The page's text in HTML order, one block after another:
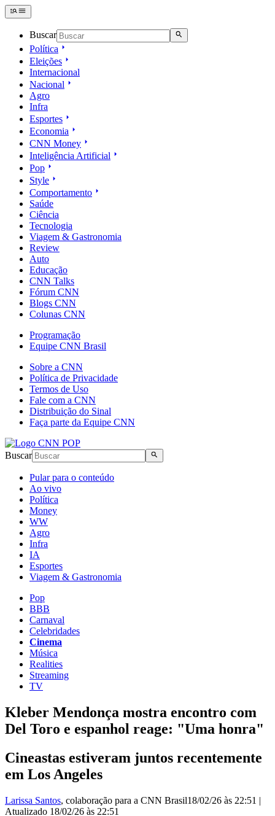
Buscar
Política
Eleições
Internacional
Nacional
Agro
Infra
Esportes
Economia
CNN Money
Inteligência Artificial
Pop
Style
Comportamento
Saúde
Ciência
Tecnologia
Viagem & Gastronomia
Review
Auto
Educação
CNN Talks
Fórum CNN
Blogs CNN
Colunas CNN
Programação
Equipe CNN Brasil
Sobre a CNN
Política de Privacidade
Termos de Uso
Fale com a CNN
Distribuição do Sinal
Faça parte da Equipe CNN
Buscar
Pular para o conteúdo
Ao vivo
Política
Money
WW
Agro
Infra
IA
Esportes
Viagem & Gastronomia
Pop
BBB
Carnaval
Celebridades
Cinema
Música
Realities
Streaming
TV
Kleber Mendonça mostra encontro com
Del Toro e espanhol reage: "Uma honra"
Cineastas estiveram juntos recentemente
em Los Angeles
Larissa Santos, colaboração para a CNN Brasil18/02/26 às 22:51 |
Atualizado 18/02/26 às 22:51